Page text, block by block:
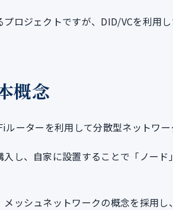
ロジェクトですが、DID/VCを利用
概念
ーターを利用して分散型ネットワー
し、自家に設置することで「ノー
メッシュネットワークの概念を採用